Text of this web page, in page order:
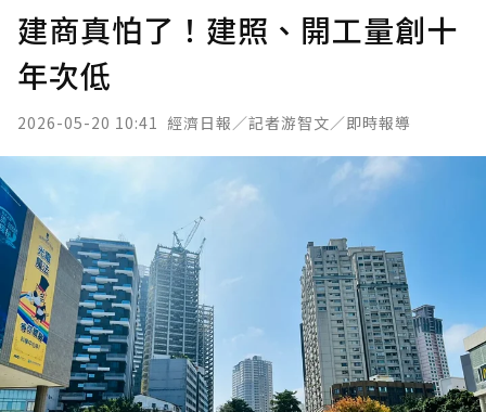
建商真怕了！建照、開工量創十
年次低
2026-05-20 10:41 經濟日報／記者游智文／即時報導